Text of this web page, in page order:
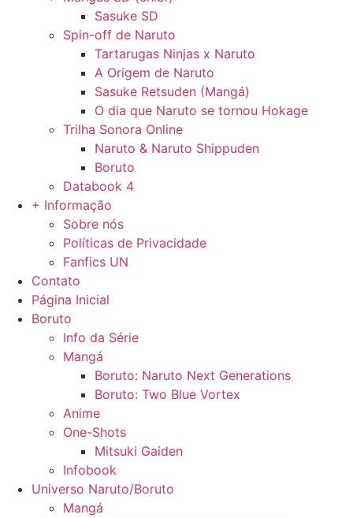
Sasuke SD
Spin-off de Naruto
Tartarugas Ninjas x Naruto
A Origem de Naruto
Sasuke Retsuden (Mangá)
O dia que Naruto se tornou Hokage
Trilha Sonora Online
Naruto & Naruto Shippuden
Boruto
Databook 4
+ Informação
Sobre nós
Políticas de Privacidade
Fanfics UN
Contato
Página Inicial
Boruto
Info da Série
Mangá
Boruto: Naruto Next Generations
Boruto: Two Blue Vortex
Anime
One-Shots
Mitsuki Gaiden
Infobook
Universo Naruto/Boruto
Mangá